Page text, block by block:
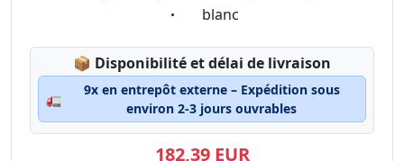
Eigenschaft:
blanc
📦 Lagerstatus:
Disponibilité et délai de livraison
🚛
9x en entrepôt externe – Expédition sous
environ 2-3 jours ouvrables
182,39 EUR